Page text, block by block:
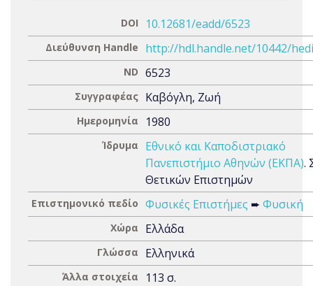
DOI 10.12681/eadd/6523
Διεύθυνση Handle http://hdl.handle.net/10442/
ND 6523
Συγγραφέας Καβόγλη, Ζωή
Ημερομηνία 1980
Ίδρυμα
Εθνικό και Καποδιστριακό
Πανεπιστήμιο Αθηνών (ΕΚΠΑ).
Θετικών Επιστημών
Επιστημονικό πεδίο Φυσικές Επιστήμες ➨ Φυσική
Χώρα Ελλάδα
Γλώσσα Ελληνικά
Άλλα στοιχεία 113 σ.